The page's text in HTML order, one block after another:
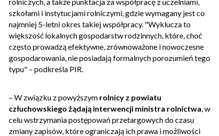
szkołami i instytucjami rolniczymi, gdzie wymagany jest co
najmniej 5-letni okres takiej współpracy. "Wyklucza to
większość lokalnych gospodarstw rodzinnych, które, choć
często prowadzą efektywne, zrównoważone i nowoczesne
gospodarowania, nie posiadają formalnych porozumień tego
typu" – podkreśla PIR.
– W związku z powyższym rolnicy z powiatu
człuchowskiego żądają interwencji ministra rolnictwa , w
celu wstrzymania postępowań przetargowych do czasu
zmiany zapisów, które ograniczają ich prawa i możliwości